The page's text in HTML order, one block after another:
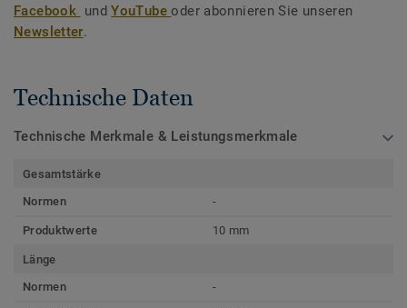
Facebook undYouTubeoder abonnieren Sie unseren
Newsletter.
Technische Daten
Technische Merkmale & Leistungsmerkmale
Gesamtstärke
Normen
-
Produktwerte 10 mm
Länge
Normen
-